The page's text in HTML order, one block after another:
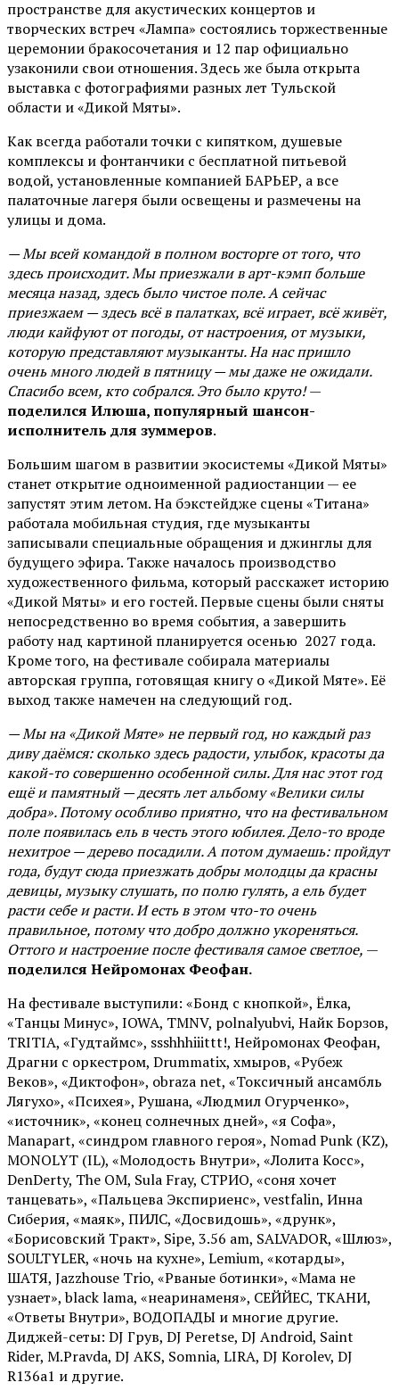
пространстве для акустических концертов и
творческих встреч «Лампа» состоялись торжественные
церемонии бракосочетания и 12 пар официально
узаконили свои отношения. Здесь же была открыта
выставка с фотографиями разных лет Тульской
области и «Дикой Мяты».
Как всегда работали точки с кипятком, душевые
комплексы и фонтанчики с бесплатной питьевой
водой, установленные компанией БАРЬЕР, а все
палаточные лагеря были освещены и размечены на
улицы и дома.
— Мы всей командой в полном восторге от того, что
здесь происходит. Мы приезжали в арт-кэмп больше
месяца назад, здесь было чистое поле. А сейчас
приезжаем — здесь всё в палатках, всё играет, всё живёт,
люди кайфуют от погоды, от настроения, от музыки,
которую представляют музыканты. На нас пришло
очень много людей в пятницу — мы даже не ожидали.
Спасибо всем, кто собрался. Это было круто!—
поделился Илюша, популярный шансон-
исполнитель для зуммеров.
Большим шагом в развитии экосистемы «Дикой Мяты»
станет открытие одноименной радиостанции — ее
запустят этим летом. На бэкстейдже сцены «Титана»
работала мобильная студия, где музыканты
записывали специальные обращения и джинглы для
будущего эфира. Также началось производство
художественного фильма, который расскажет историю
«Дикой Мяты» и его гостей. Первые сцены были сняты
непосредственно во время события, а завершить
работу над картиной планируется осенью 2027 года.
Кроме того, на фестивале собирала материалы
авторская группа, готовящая книгу о «Дикой Мяте». Её
выход также намечен на следующий год.
— Мы на «Дикой Мяте» не первый год, но каждый раз
диву даёмся: сколько здесь радости, улыбок, красоты да
какой-то совершенно особенной силы. Для нас этот год
ещё и памятный — десять лет альбому «Велики силы
добра». Потому особливо приятно, что на фестивальном
поле появилась ель в честь этого юбилея. Дело-то вроде
нехитрое — дерево посадили. А потом думаешь: пройдут
года, будут сюда приезжать добры молодцы да красны
девицы, музыку слушать, по полю гулять, а ель будет
расти себе и расти. И есть в этом что-то очень
правильное, потому что добро должно укореняться.
Оттого и настроение после фестиваля самое светлое, —
поделился Нейромонах Феофан.
На фестивале выступили: «Бонд с кнопкой», Ёлка,
«Танцы Минус», IOWA, TMNV, polnalyubvi, Найк Борзов,
TRITIA, «Гудтаймс», ssshhhiiittt!, Нейромонах Феофан,
Драгни с оркестром, Drummatix, хмыров, «Рубеж
Веков», «Диктофон», obraza net, «Токсичный ансамбль
Лягухо», «Психея», Рушана, «Людмил Огурченко»,
«источник», «конец солнечных дней», «я Софа»,
Manapart, «синдром главного героя», Nomad Punk (KZ),
MONOLYT (IL), «Молодость Внутри», «Лолита Косс»,
DenDerty, The OM, Sula Fray, СТРИО, «соня хочет
танцевать», «Пальцева Экспириенс», vestfalin, Инна
Сиберия, «маяк», ПИЛС, «Досвидошь», «друнк»,
«Борисовский Тракт», Sipe, 3.56 am, SALVADOR, «Шлюз»,
SOULTYLER, «ночь на кухне», Lemium, «котарды»,
ШАТЯ, Jazzhouse Trio, «Рваные ботинки», «Мама не
узнает», black lama, «неаринаменя», СЕЙЙЕС, ТКАНИ,
«Ответы Внутри», ВОДОПАДЫ и многие другие.
Диджей-сеты: DJ Грув, DJ Peretse, DJ Android, Saint
Rider, М.Pravda, DJ AKS, Somnia, LIRA, DJ Korolev, DJ
R136a1 и другие.